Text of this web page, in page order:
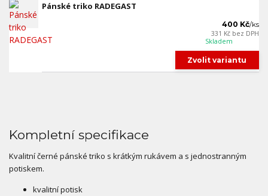
Pánské triko RADEGAST
400 Kč/ks
331 Kč bez DPH
Skladem
Zvolit variantu
Kompletní specifikace
Kvalitní černé pánské triko s krátkým rukávem a s jednostranným
potiskem.
kvalitní potisk